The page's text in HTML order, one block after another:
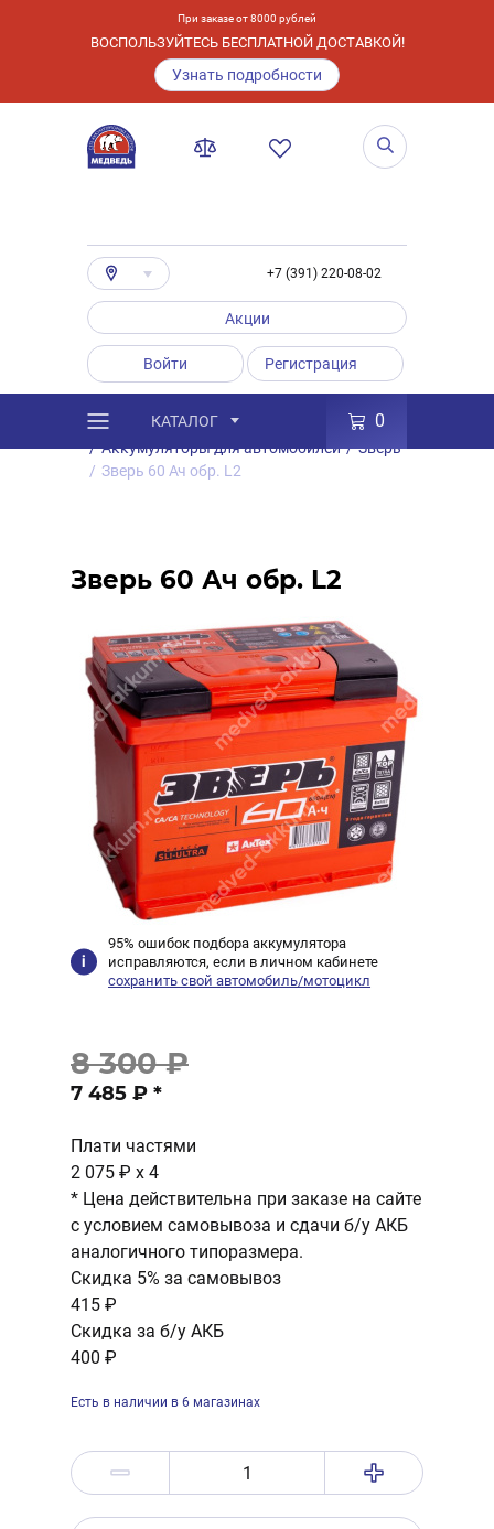
При заказе от 8000 рублей
ВОСПОЛЬЗУЙТЕСЬ БЕСПЛАТНОЙ ДОСТАВКОЙ!
Узнать подробности
+7 (391) 220-08-02
Акции
Войти Регистрация
КАТАЛОГ 0
Каталог / Товары
Аккумуляторы
/ Аккумуляторы для автомобилей / Зверь
/ Зверь 60 Ач обр. L2
Зверь 60 Ач обр. L2
95% ошибок подбора аккумулятора
исправляются, если в личном кабинете
сохранить свой автомобиль/мотоцикл
8 300 ₽
7 485 ₽ *
Плати частями
2 075 ₽ x 4
* Цена действительна при заказе на сайте
с условием самовывоза и сдачи б/у АКБ
аналогичного типоразмера.
Скидка 5% за самовывоз
415 ₽
Скидка за б/у АКБ
400 ₽
Есть в наличии в 6 магазинах